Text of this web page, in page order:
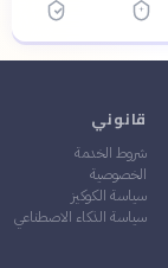
قانوني
شروط الخدمة
الخصوصية
سياسة الكوكيز
سياسة الذكاء الاصطناعي